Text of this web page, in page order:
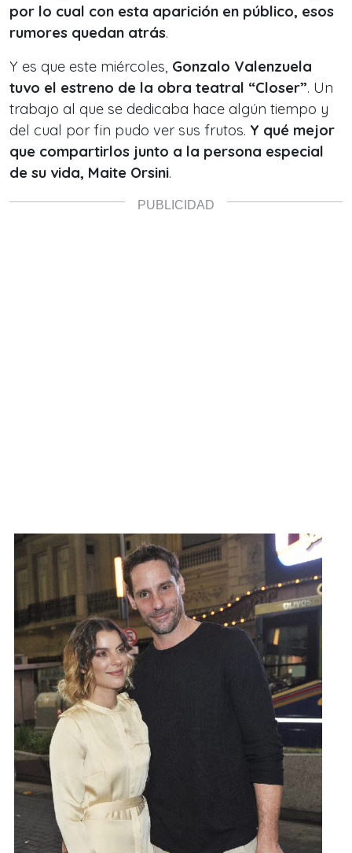
por lo cual con esta aparición en público, esos
rumores quedan atrás.
Y es que este miércoles, Gonzalo Valenzuela
tuvo el estreno de la obra teatral “Closer”. Un
trabajo al que se dedicaba hace algún tiempo y
del cual por fin pudo ver sus frutos. Y qué mejor
que compartirlos junto a la persona especial
de su vida, Maite Orsini.